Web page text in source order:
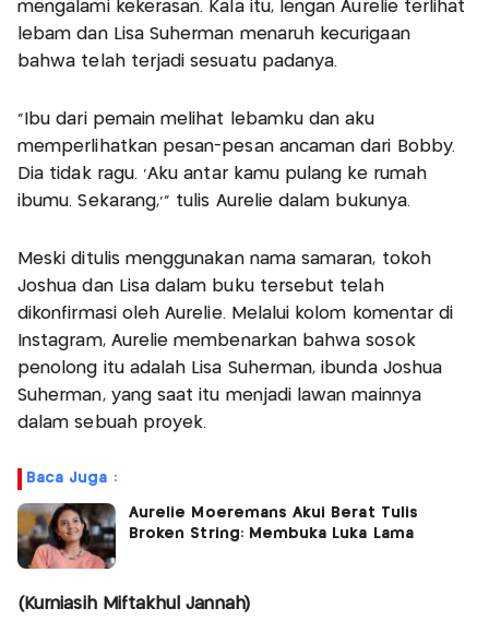
mengalami kekerasan. Kala itu, lengan Aurelie terlihat
lebam dan Lisa Suherman menaruh kecurigaan
bahwa telah terjadi sesuatu padanya.
“Ibu dari pemain melihat lebamku dan aku
memperlihatkan pesan-pesan ancaman dari Bobby.
Dia tidak ragu. ‘Aku antar kamu pulang ke rumah
ibumu. Sekarang,’” tulis Aurelie dalam bukunya.
Meski ditulis menggunakan nama samaran, tokoh
Joshua dan Lisa dalam buku tersebut telah
dikonfirmasi oleh Aurelie. Melalui kolom komentar di
Instagram, Aurelie membenarkan bahwa sosok
penolong itu adalah Lisa Suherman, ibunda Joshua
Suherman, yang saat itu menjadi lawan mainnya
dalam sebuah proyek.
Baca Juga :
Aurelie Moeremans Akui Berat Tulis
Broken String: Membuka Luka Lama
(Kurniasih Miftakhul Jannah)